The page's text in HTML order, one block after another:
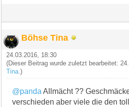
Böhse Tina
24.03.2016, 18:30
(Dieser Beitrag wurde zuletzt bearbeitet:
Tina .)
@panda Allmächt ??
verschieden aber viele die den